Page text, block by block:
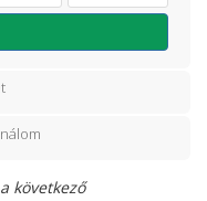
következő